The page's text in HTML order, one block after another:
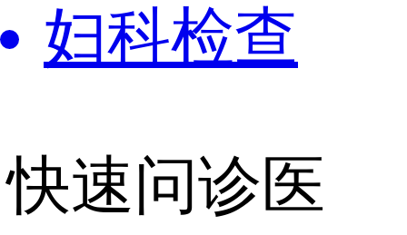
妇科检查
快速问诊医